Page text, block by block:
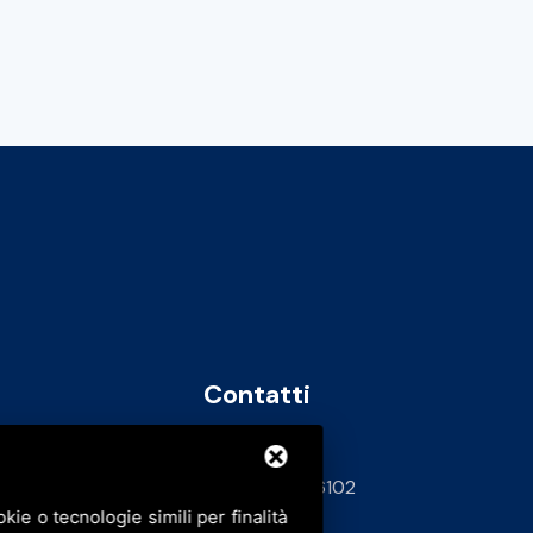
Contatti
info@bfspa.it
+39 0532 836102
o tecnologie simili per finalità